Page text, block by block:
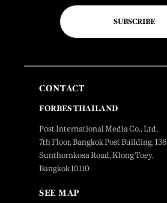
SUBSCRIBE
CONTACT
FORBES THAILAND
Post International Media Co., Ltd.
7th Floor, Bangkok Post Building, 136
Sunthornkosa Road, Klong Toey,
Bangkok 10110
SEE MAP